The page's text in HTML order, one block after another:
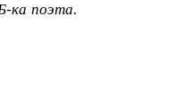
ка поэта.